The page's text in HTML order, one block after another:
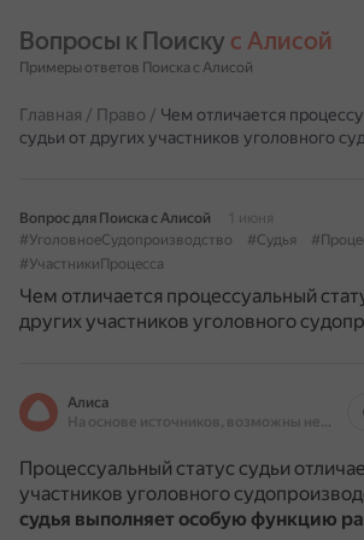
Вопросы к Поиску с Алисой
Примеры ответов Поиска с Алисой
Главная / Право / Чем отличается
судьи от других участников уголовного
Вопрос для Поиска с Алисой
1 июня
#УголовноеСудопроизводство
#Судья
#УчастникиПроцесса
Чем отличается процессуальный
других участников уголовного
Алиса
На основе источников, возможны неточности
Процессуальный статус судьи
участников уголовного
судья выполняет особую функцию